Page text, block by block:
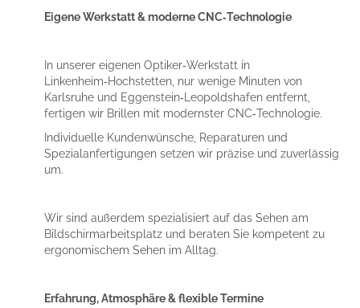
Eigene Werkstatt & moderne CNC‑Technologie
In unserer eigenen Optiker‑Werkstatt in
Linkenheim‑Hochstetten, nur wenige Minuten von
Karlsruhe und Eggenstein‑Leopoldshafen entfernt,
fertigen wir Brillen mit modernster CNC‑Technologie.
Individuelle Kundenwünsche, Reparaturen und
Spezialanfertigungen setzen wir präzise und zuverlässig
um.
Wir sind außerdem spezialisiert auf das Sehen am
Bildschirmarbeitsplatz und beraten Sie kompetent zu
ergonomischem Sehen im Alltag.
Erfahrung, Atmosphäre & flexible Termine